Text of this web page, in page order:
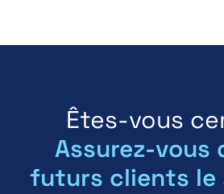
Êtes-vous
Assurez-vous
futurs clients le